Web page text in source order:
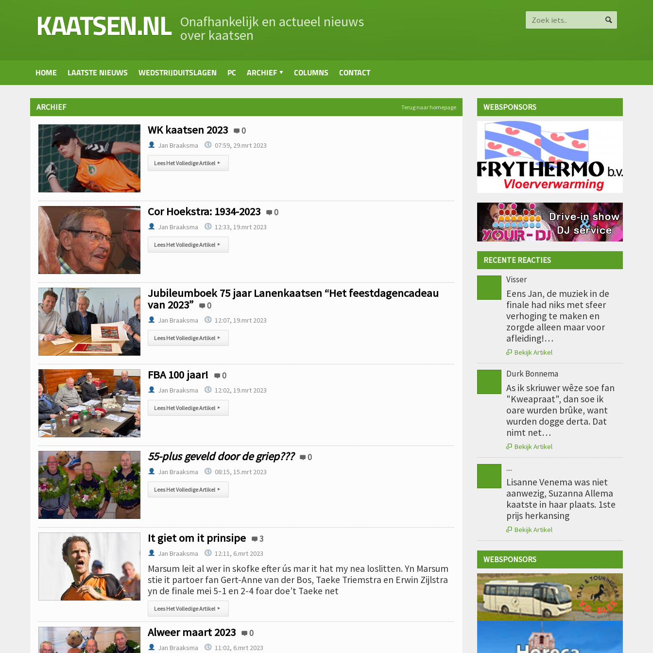
KAATSEN.NL Onafhankelijk en actueel nieuws
over kaatsen
HOME LAATSTE NIEUWS WEDSTRIJDUITSLAGEN PC ARCHIEF COLUMNS CONTACT
Terug naar homepage
ARCHIEF
WK kaatsen 2023 0
Jan Braaksma 07:59, 29.mrt 2023
Lees Het Volledige Artikel ▸
Cor Hoekstra: 1934-2023 0
Jan Braaksma 12:33, 19.mrt 2023
Lees Het Volledige Artikel ▸
Jubileumboek 75 jaar Lanenkaatsen “Het feestdagencadeau
van 2023”
0
Jan Braaksma 12:07, 19.mrt 2023
Lees Het Volledige Artikel ▸
FBA 100 jaar! 0
Jan Braaksma 12:02, 19.mrt 2023
Lees Het Volledige Artikel ▸
55-plus geveld door de griep??? 0
Jan Braaksma 08:15, 15.mrt 2023
Lees Het Volledige Artikel ▸
It giet om it prinsipe 3
Jan Braaksma 12:11, 6.mrt 2023
Marsum leit al wer in skofke efter ús mar it hat my nea loslitten. Yn Marsum
stie it partoer fan Gert-Anne van der Bos, Taeke Triemstra en Erwin Zijlstra
yn de finale mei 5-1 en 2-4 foar doe’t Taeke net
Lees Het Volledige Artikel ▸
Alweer maart 2023 0
Jan Braaksma 11:02, 6.mrt 2023
WEBSPONSORS
RECENTE REACTIES
Visser
Eens Jan, de muziek in de
finale had niks met sfeer
verhoging te maken en
zorgde alleen maar voor
afleiding!…
 Bekijk Artikel
Durk Bonnema
As ik skriuwer wêze soe fan
"Kweapraat", dan soe ik
oare wurden brûke, want
wurden dogge derta. Dat
nimt net…
 Bekijk Artikel
....
Lisanne Venema was niet
aanwezig, Suzanna Allema
kaatste in haar plaats. 1ste
prijs herkansing
 Bekijk Artikel
WEBSPONSORS